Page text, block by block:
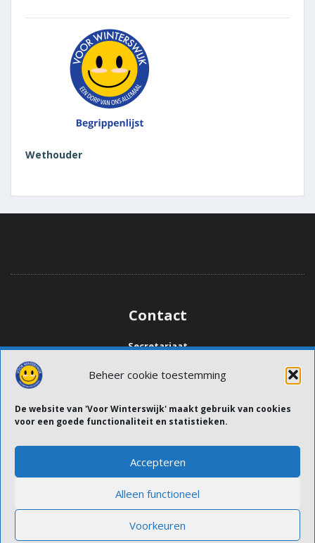
Beheer cookie toestemming
De website van 'Voor Winterswijk' maakt gebruik van cookies
voor een goede functionaliteit en statistieken.
Accepteren
Alleen functioneel
Voorkeuren
Wethouder
Contact
Secretariaat
secretaris@voorwinterswijk.nl
Socials